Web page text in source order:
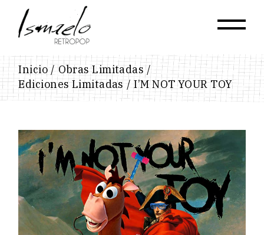
content
Inicio
Obras Limitadas
Ediciones Limitadas
I’M NOT YOUR TOY